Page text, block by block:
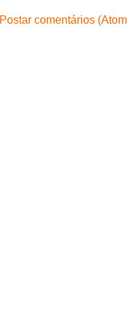
Postar comentários